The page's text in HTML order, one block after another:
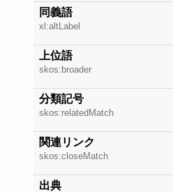
同義語
xl:altLabel
上位語
skos:broader
分類記号
skos:relatedMatch
関連リンク
skos:closeMatch
出典